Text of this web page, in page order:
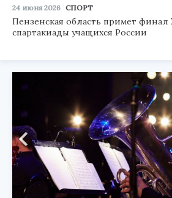
24 июня 2026 СПОРТ
Пензенская область примет финал
спартакиады учащихся России